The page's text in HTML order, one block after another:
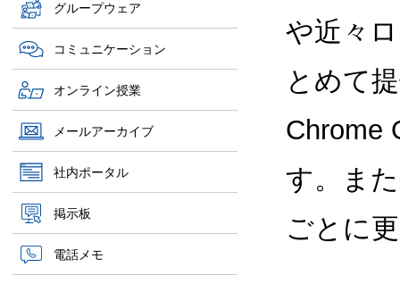
グループウェア
コミュニケーション
オンライン授業
メールアーカイブ
社内ポータル
掲示板
電話メモ
や近々
とめて
Chrome
す。ま
ごとに